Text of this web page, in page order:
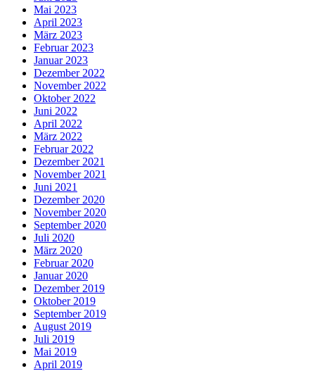
Mai 2023
April 2023
März 2023
Februar 2023
Januar 2023
Dezember 2022
November 2022
Oktober 2022
Juni 2022
April 2022
März 2022
Februar 2022
Dezember 2021
November 2021
Juni 2021
Dezember 2020
November 2020
September 2020
Juli 2020
März 2020
Februar 2020
Januar 2020
Dezember 2019
Oktober 2019
September 2019
August 2019
Juli 2019
Mai 2019
April 2019